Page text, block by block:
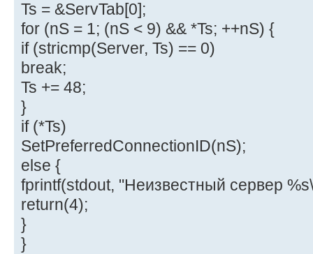
Ts = &ServTab[0];
for (nS = 1; (nS < 9) && *Ts; ++nS) {
if (stricmp(Server, Ts) == 0)
break;
Ts += 48;
}
if (*Ts)
SetPreferredConnectionID(nS);
else {
fprintf(stdout, "Неизвестный сервер
return(4);
}
}